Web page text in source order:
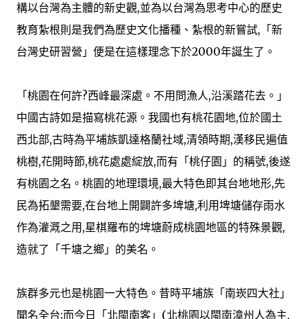
構以台灣為主體的新史觀,並為以台灣為思考中心的歷史
教育紮根則是我們為歷史文化播種、紮根的新嘗試,「新
台灣史研習營」便是在這樣理念下於2000年誕生了。
「桃園在何許?西峰最深處。不用問漁人,沿溪踏花去。」
中國古詩如是描寫桃花源。我國也有桃花園地,位於國土
西北部,古時為平埔族凱達格蘭社域,清領時期,漢移民遍值
桃樹,花開時節,桃花處處綻放,而有「桃仔園」的稱號,後遂
有桃園之名。桃園的地理環境,最大特色即其台地地形,先
民為拓墾需要,在台地上開闢許多埤塘,利用埤塘儲存雨水
作為灌溉之用,星棋羅布的埤塘蔚成桃園地區的特殊景觀,
造就了「千塘之鄉」的美名。
族群多元也是桃園一大特色。昔時平埔族「南崁四大社」
聞名全台;而今日「北閩南客」(北桃園以閩南漳州人為主,